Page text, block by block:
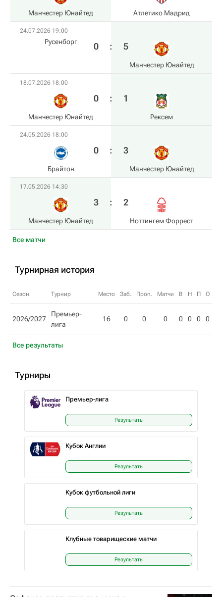
Все матчи
Манчестер Юнайтед Атлетико Мадрид
24.07.2026 19:00
Русенборг 0 : 5
Манчестер Юнайтед
18.07.2026 18:00
Манчестер Юнайтед
0 : 1
Рексем
24.05.2026 18:00
Брайтон
0 : 3
Манчестер Юнайтед
17.05.2026 14:30
Манчестер Юнайтед
3 : 2
Ноттингем Форрест
Турнирная история
Сезон Турнир Место Заб. Проп. Матчи В Н П О
2026/2027
Премьер-
лига
16 0 0 0 0 0 0 0
Все результаты
Турниры
Премьер-лига
Результаты
Кубок Англии
Результаты
Кубок футбольной лиги
Результаты
Клубные товарищеские матчи
Результаты